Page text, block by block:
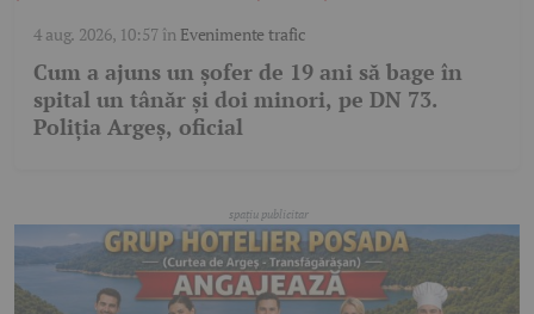
4 aug. 2026, 10:57în Evenimente trafic
Cum a ajuns un șofer de 19 ani să bage în
spital un tânăr și doi minori, pe DN 73.
Poliția Argeș, oficial